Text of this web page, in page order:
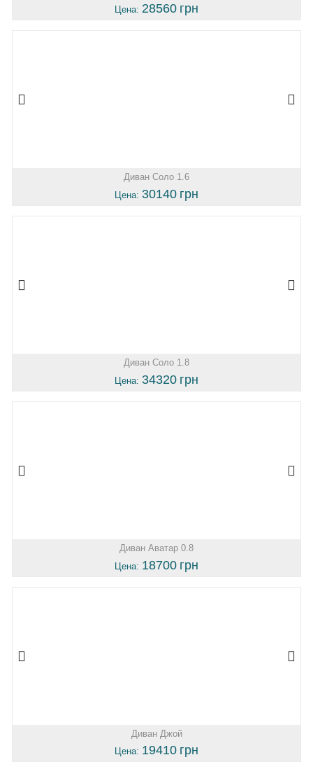
Цена: 28560 грн
Диван Соло 1.6
Цена: 30140 грн
Диван Соло 1.8
Цена: 34320 грн
Диван Аватар 0.8
Цена: 18700 грн
Диван Джой
Цена: 19410 грн